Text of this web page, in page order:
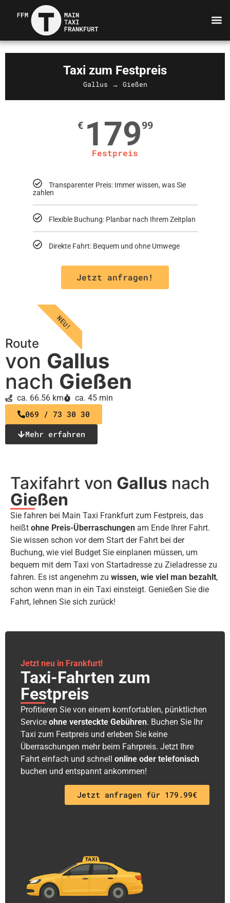
Route
von Gallus
nach Gießen
ca. 66.56 km ca. 45 min
069 / 73 30 30
Mehr erfahren
Taxi zum Festpreis
Gallus → Gießen
€ 17999
Festpreis
Transparenter Preis: Immer wissen, was Sie
zahlen
Flexible Buchung: Planbar nach Ihrem Zeitplan
Direkte Fahrt: Bequem und ohne Umwege
Jetzt anfragen!
NEU!
Taxifahrt von Gallus nach
Gießen
Sie fahren bei Main Taxi Frankfurt zum Festpreis, das
heißt ohne Preis-Überraschungen am Ende Ihrer Fahrt.
Sie wissen schon vor dem Start der Fahrt bei der
Buchung, wie viel Budget Sie einplanen müssen, um
bequem mit dem Taxi von Startadresse zu Zieladresse zu
fahren. Es ist angenehm zu wissen, wie viel man bezahlt,
schon wenn man in ein Taxi einsteigt. Genießen Sie die
Fahrt, lehnen Sie sich zurück!
Jetzt neu in Frankfurt!
Taxi-Fahrten zum
Festpreis
Profitieren Sie von einem komfortablen, pünktlichen
Service ohne versteckte Gebühren. Buchen Sie Ihr
Taxi zum Festpreis und erleben Sie keine
Überraschungen mehr beim Fahrpreis. Jetzt Ihre
Fahrt einfach und schnell online oder telefonisch
buchen und entspannt ankommen!
Jetzt anfragen für 179.99€